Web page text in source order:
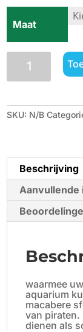
Maat
SuperFish
Skull
aantal
SKU: N/B
Beschrijving
Aanvullende
waarmee
aquarium
macabere
van piraten.
dienen als